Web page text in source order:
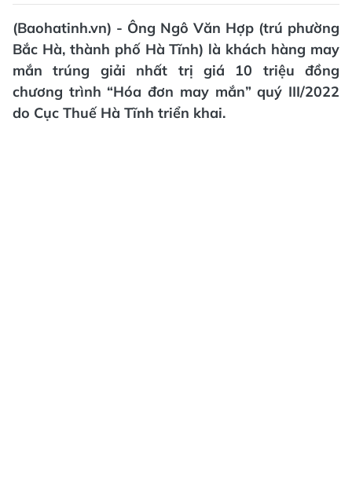
(Baohatinh.vn) - Ông Ngô Văn Hợp (trú phường
Bắc Hà, thành phố Hà Tĩnh) là khách hàng may
mắn trúng giải nhất trị giá 10 triệu đồng
chương trình “Hóa đơn may mắn” quý III/2022
do Cục Thuế Hà Tĩnh triển khai.